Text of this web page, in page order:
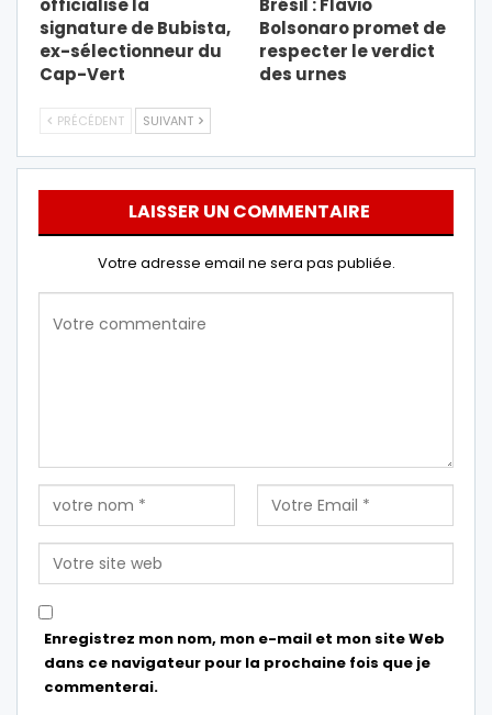
signature de Bubista,
ex-sélectionneur du
Cap-Vert
Bolsonaro promet de
respecter le verdict
des urnes
PRÉCÉDENT SUIVANT
LAISSER UN COMMENTAIRE
Votre adresse email ne sera pas publiée.
Enregistrez mon nom, mon e-mail et mon site Web
dans ce navigateur pour la prochaine fois que je
commenterai.